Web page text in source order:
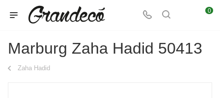
0
Marburg Zaha Hadid 50413
Zaha Hadid